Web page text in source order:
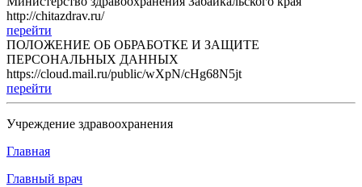
http://chitazdrav.ru/
перейти
ПОЛОЖЕНИЕ ОБ ОБРАБОТКЕ И ЗАЩИТЕ
ПЕРСОНАЛЬНЫХ ДАННЫХ
https://cloud.mail.ru/public/wXpN/cHg68N5jt
перейти
Учреждение здравоохранения
Главная
Главный врач